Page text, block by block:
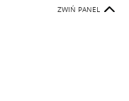
ZWIŃ PANEL